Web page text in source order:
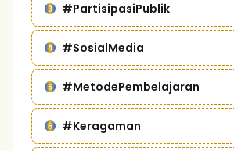
#PartisipasiPublik
#SosialMedia
#MetodePembelajaran
#Keragaman